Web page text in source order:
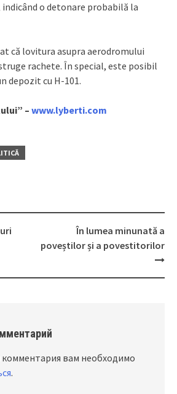
o detonare probabilă la
că lovitura asupra aerodromului
rachete. În special, este posibil
depozit cu H-101.
– www.lyberti.com
În lumea minunată a
poveștilor și a povestitorilor
вам необходимо
.